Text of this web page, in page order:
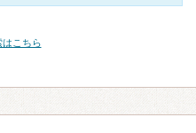
はこちら